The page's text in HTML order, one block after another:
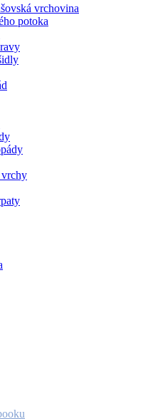
vrchovina
potoka
vrchy